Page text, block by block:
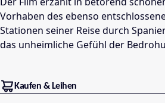
Vorhaben des ebenso
Stationen seiner Reise durch
das unheimliche Gefühl der
Kaufen & Leihen